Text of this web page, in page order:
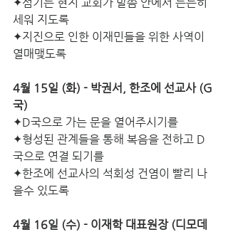
세워 지도록
✦지진으로 인한 이재민들을 위한 사역이
열매맺도록
4월 15일 (화) - 박권서, 한조에 선교사 (G
국)
✦D국으로 가는 문을 열어주시기를
✦형성된 관계들을 통해 복음을 전하고 D
국으로 연결 되기를
✦한조에 선교사의 석회성 건염이 빨리 나
을수 있도록
4월 16일 (수) - 이재학 대표원장 (디모데